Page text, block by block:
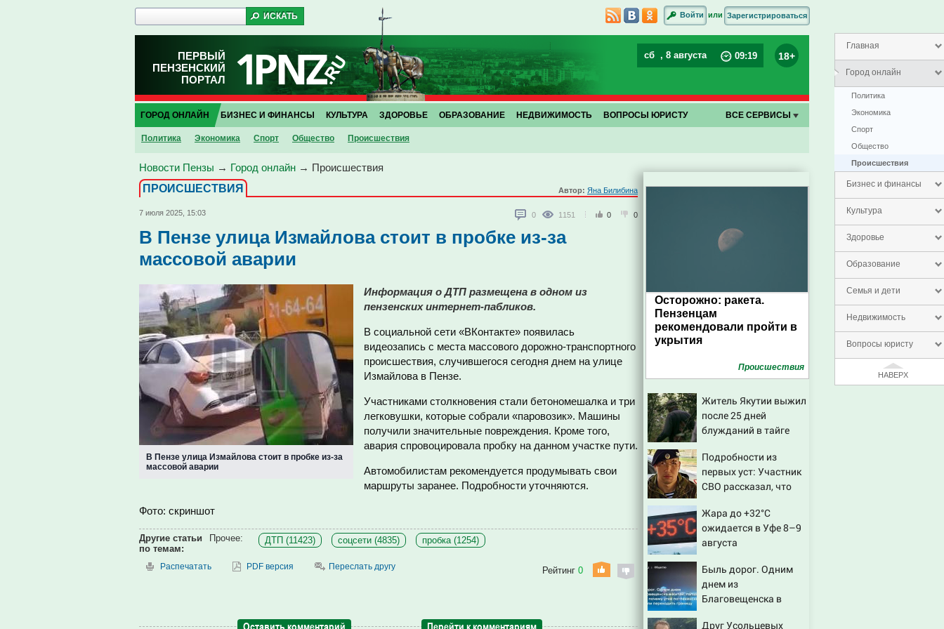
Главная
Город онлайн
Политика
Экономика
Спорт
Общество
Проиcшествия
Бизнес и финансы
Культура
Здоровье
Образование
Семья и дети
Недвижимость
Вопросы юристу
НАВЕРХ
Войти или Зарегистрироваться
ПЕРВЫЙ
ПЕНЗЕНСКИЙ
ПОРТАЛ
сб , 8 августа 09:20 18+
ГОРОД ОНЛАЙН
Политика Экономика Спорт Общество Проиcшествия
БИЗНЕС И ФИНАНСЫ КУЛЬТУРА ЗДОРОВЬЕ ОБРАЗОВАНИЕ НЕДВИЖИМОСТЬ ВОПРОСЫ ЮРИСТУ ВСЕ СЕРВИСЫ
Новости Пензы → Город онлайн → Проиcшествия
ПРОИCШЕСТВИЯ
Автор: Яна Билибина
7 июля 2025, 15:03 0 1151 0 0
В Пензе улица Измайлова стоит в пробке из-за
массовой аварии
В Пензе улица Измайлова стоит в пробке из-за
массовой аварии
Информация о ДТП размещена в одном из
пензенских интернет-пабликов.
В социальной сети «ВКонтакте» появилась
видеозапись с места массового дорожно-транспортного
происшествия, случившегося сегодня днем на улице
Измайлова в Пензе.
Участниками столкновения стали бетономешалка и три
легковушки, которые собрали «паровозик». Машины
получили значительные повреждения. Кроме того,
авария спровоцировала пробку на данном участке пути.
Автомобилистам рекомендуется продумывать свои
маршруты заранее. Подробности уточняются.
Фото: скриншот
Другие статьи
по темам:
Прочее: ДТП (11423) соцсети (4835) пробка (1254)
Распечатать PDF версия Переслать другу Рейтинг 0
Оставить комментарий Перейти к комментариям
Осторожно: ракета.
Пензенцам
рекомендовали пройти в
укрытия
Проиcшествия
Житель Якутии выжил
после 25 дней
блужданий в тайге
Подробности из
первых уст: Участник
СВО рассказал, что
медведем
Жара до +32°C
ожидается в Уфе 8–9
августа
Быль дорог. Одним
днем из
Благовещенска в
Друг Усольцевых